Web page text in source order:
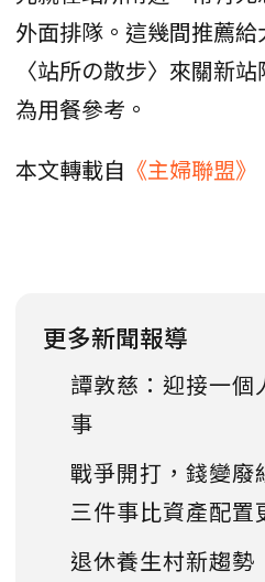
外面排隊。這幾間推薦
〈站所の散步〉來關新
為用餐參考。
本文轉載自 《主婦聯盟》
更多新聞報導
譚敦慈：迎接一個
事
戰爭開打，錢變廢
三件事比資產配置
退休養生村新趨勢